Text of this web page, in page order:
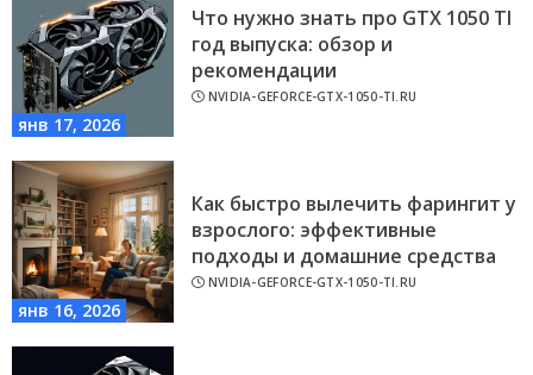
янв 17, 2026
Что нужно знать про GTX 1050 TI
год выпуска: обзор и
рекомендации
NVIDIA-GEFORCE-GTX-1050-TI.RU
янв 16, 2026
Как быстро вылечить фарингит у
взрослого: эффективные
подходы и домашние средства
NVIDIA-GEFORCE-GTX-1050-TI.RU